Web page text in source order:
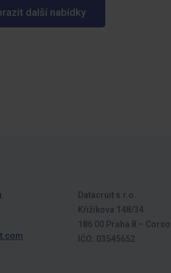
další nabídky
Datacruit s.r.o.
Křižíkova 148/34
186 00 Praha 8 –
IČO: 03545652